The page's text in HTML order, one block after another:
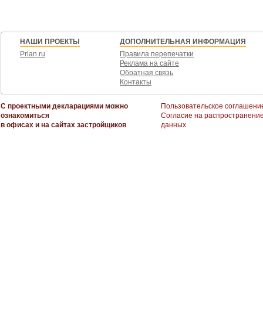
НАШИ ПРОЕКТЫ
Prian.ru
ДОПОЛНИТЕЛЬНАЯ ИНФОРМАЦИЯ
Правила перепечатки
Реклама на сайте
Обратная связь
Контакты
С проектными декларациями можно
ознакомиться
в офисах и на сайтах застройщиков
Пользовательское
Согласие на
данных